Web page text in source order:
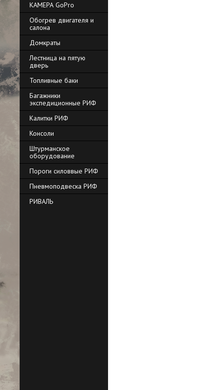
КАМЕРА GoPro
Обогрев двигателя и
салона
Домкраты
Лестница на пятую
дверь
Топливные баки
Багажники
экспедиционные РИФ
Калитки РИФ
Консоли
Штурманское
оборудование
Пороги силоввые РИФ
Пневмоподвеска РИФ
РИВАЛЬ